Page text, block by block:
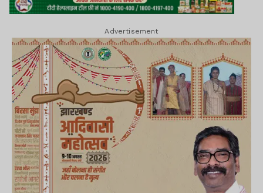
Advertisement